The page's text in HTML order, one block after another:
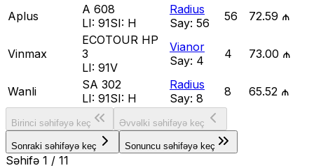
Aplus
A 608
LI: 91SI: H
Radius
Say: 56 56 72.59 ₼
Vinmax
ECOTOUR HP
3
LI: 91V
Vianor
Say: 4 4 73.00 ₼
Wanli
SA 302
LI: 91SI: H
Radius
Say: 8 8 65.52 ₼
Birinci səhifəyə keç Əvvəlki səhifəyə keç
Sonraki səhifəyə keç Sonuncu səhifəyə keç
Səhifə 1 / 11